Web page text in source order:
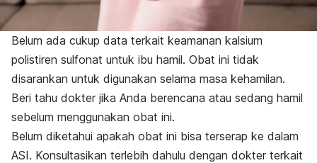
Belum ada cukup data terkait keamanan kalsium
polistiren sulfonat untuk ibu hamil. Obat ini tidak
disarankan untuk digunakan selama masa kehamilan.
Beri tahu dokter jika Anda berencana atau sedang hamil
sebelum menggunakan obat ini.
Belum diketahui apakah obat ini bisa terserap ke dalam
ASI. Konsultasikan terlebih dahulu dengan dokter terkait